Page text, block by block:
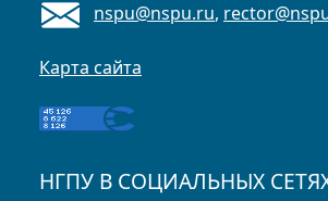
nspu@nspu.ru,
Карта сайта
НГПУ В СОЦИАЛЬНЫХ